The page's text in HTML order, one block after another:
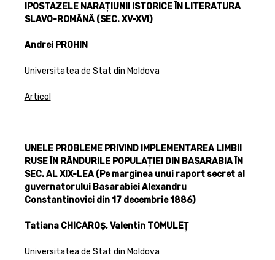
IPOSTAZELE NARAŢIUNII ISTORICE ÎN LITERATURA
SLAVO-ROMÂNĂ (SEC. XV-XVI)
Andrei PROHIN
Universitatea de Stat din Moldova
Articol
UNELE PROBLEME PRIVIND IMPLEMENTAREA LIMBII
RUSE ÎN RÂNDURILE POPULAŢIEI DIN BASARABIA ÎN
SEC. AL XIX-LEA (Pe marginea unui raport secret al
guvernatorului Basarabiei Alexandru
Constantinovici din 17 decembrie 1886)
Tatiana CHICAROŞ, Valentin TOMULEŢ
Universitatea de Stat din Moldova